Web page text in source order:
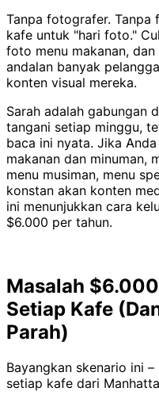
Tanpa fotografer. Tanpa
kafe untuk "hari foto."
foto menu makanan,
andalan banyak
konten visual mereka.
Sarah adalah gabungan
tangani setiap minggu,
baca ini nyata. Jika
makanan dan minuman,
menu musiman, menu
konstan akan konten
ini menunjukkan cara
$6.000 per tahun.
Masalah
Setiap Kafe
Parah)
Bayangkan skenario ini
setiap kafe dari